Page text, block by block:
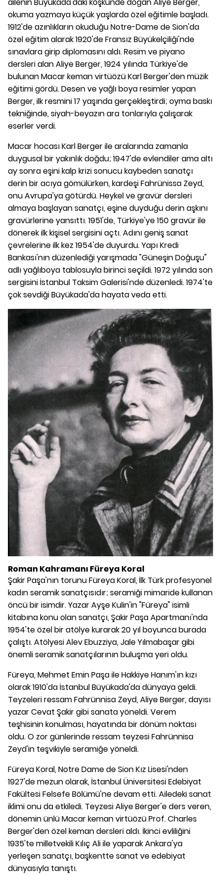
okuma yazmaya küçük yaşlarda özel eğitimle başladı.
1912'de azınlıkların okuduğu Notre-Dame de Sion'da
özel eğitim alarak 1920'de Fransız Büyükelçiliği'nde
sınavlara girip diplomasını aldı. Resim ve piyano
dersleri alan Aliye Berger, 1924 yılında Türkiye'de
bulunan Macar keman virtüözü Karl Berger'den müzik
eğitimi gördü. Desen ve yağlı boya resimler yapan
Berger, ilk resmini 17 yaşında gerçekleştirdi; oyma baskı
tekniğinde, siyah-beyazın ara tonlarıyla çalışarak
eserler verdi.
Macar hocası Karl Berger ile aralarında zamanla
duygusal bir yakınlık doğdu; 1947'de evlendiler ama altı
ay sonra eşini kalp krizi sonucu kaybeden sanatçı
derin bir acıya gömülürken, kardeşi Fahrünissa Zeyd,
onu Avrupa'ya götürdü. Heykel ve gravür dersleri
almaya başlayan sanatçı, eşine duyduğu derin aşkını
gravürlerine yansıttı. 1951'de, Türkiye'ye 150 gravür ile
dönerek ilk kişisel sergisini açtı. Adını geniş sanat
çevrelerine ilk kez 1954'de duyurdu. Yapı Kredi
Bankası'nın düzenlediği yarışmada "Güneşin Doğuşu"
adlı yağlıboya tablosuyla birinci seçildi. 1972 yılında son
sergisini İstanbul Taksim Galerisi'nde düzenledi. 1974'te
çok sevdiği Büyükada'da hayata veda etti.
Roman Kahramanı Füreya Koral
Şakir Paşa'nın torunu Füreya Koral, İlk Türk profesyonel
kadın seramik sanatçısıdır; seramiği mimaride kullanan
öncü bir isimdir. Yazar Ayşe Kulin'in "Füreya" isimli
kitabına konu olan sanatçı, Şakir Paşa Apartmanı'nda
1954'te özel bir atölye kurarak 20 yıl boyunca burada
çalıştı. Atölyesi Alev Ebuzziya, Jale Yılmabaşar gibi
önemli seramik sanatçılarının buluşma yeri oldu.
Füreya, Mehmet Emin Paşa ile Hakkiye Hanım'ın kızı
olarak 1910'da İstanbul Büyükada'da dünyaya geldi.
Teyzeleri ressam Fahrünnisa Zeyd, Aliye Berger, dayısı
yazar Cevat Şakir gibi sanata yöneldi. Verem
teşhisinin konulması, hayatında bir dönüm noktası
oldu. O zor günlerinde ressam teyzesi Fahrünnisa
Zeyd'in teşvikiyle seramiğe yöneldi.
Füreya Koral, Notre Dame de Sion Kız Lisesi'nden
1927'de mezun olarak, İstanbul Üniversitesi Edebiyat
Fakültesi Felsefe Bölümü'ne devam etti. Ailedeki sanat
iklimi onu da etkiledi. Teyzesi Aliye Berger'e ders veren,
dönemin ünlü Macar keman virtüözü Prof. Charles
Berger'den özel keman dersleri aldı. İkinci evliliğini
1935'te milletvekili Kılıç Ali ile yaparak Ankara'ya
yerleşen sanatçı, başkentte sanat ve edebiyat
dünyasıyla tanıştı.